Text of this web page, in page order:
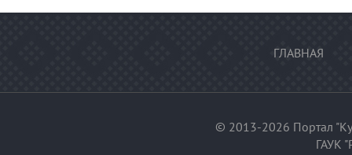
ГЛАВНАЯ
© 2013-2026 Портал
ГАУК